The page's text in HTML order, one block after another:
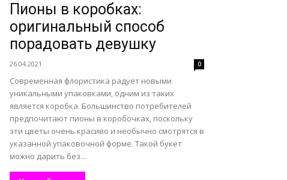
Пионы в коробках:
оригинальный способ
порадовать девушку
26.04.2021 0
Современная флористика радует новыми
уникальными упаковками, одним из таких
является коробка. Большинство потребителей
предпочитают пионы в коробочках, поскольку
эти цветы очень красиво и необычно смотрятся в
указанной упаковочной форме. Такой букет
можно дарить без...